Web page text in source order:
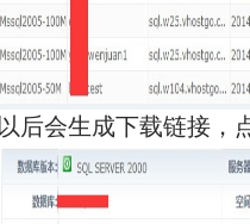
后会生成下载链接，